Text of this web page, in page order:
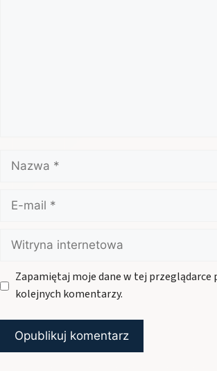
Nazwa
mail
Witryna
internetowa
Zapamiętaj moje dane w tej przeglądarce
kolejnych komentarzy.